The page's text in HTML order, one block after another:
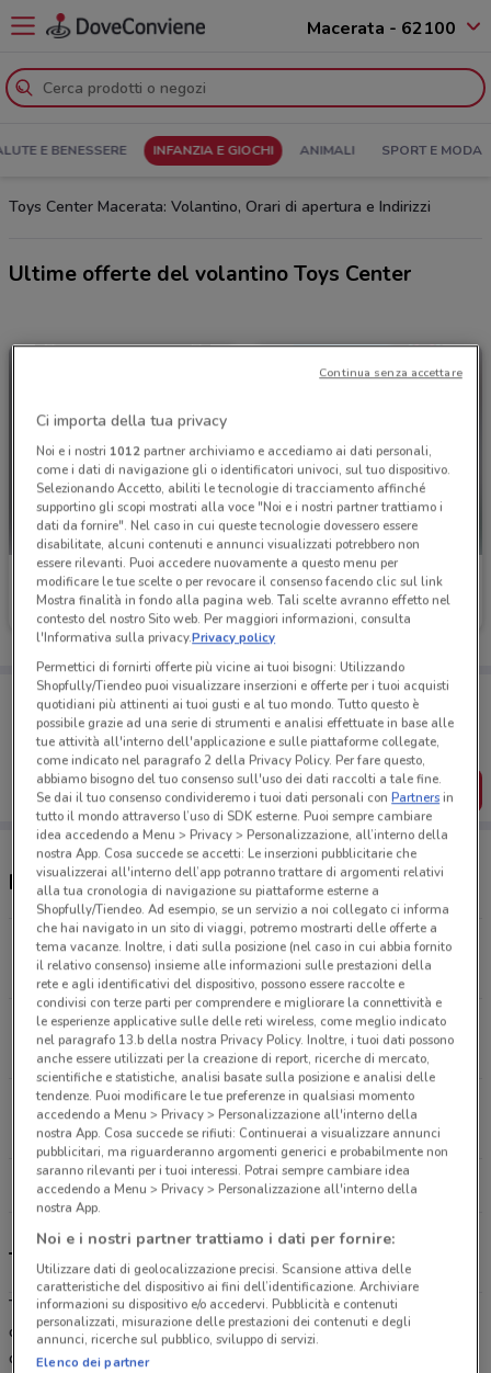
Macerata - 62100
E BENESSERE INFANZIA E GIOCHI ANIMALI SPORT E MODA
Toys Center Macerata: Volantino, Orari di apertura e Indirizzi
Ultime offerte del volantino Toys Center
Toys Center
Scade il 31/12 4.4 km
Toys Center
Scade il 26/08
Porta DoveConviene sempre con te!
Puoi trovare le migliori offerte dei negozi vicino a te,
salvarle e creare la tua lista del risparmio, comodamente
dal tuo cellulare.
SCARICA L’APP
Negozi Toys Center a Macerata
Via Velluti Piediripa
4.4 km
APERTO
Via Gronchi, 14 Civitanova Marche
20.2 km
APERTO
Via A. Volta, 13 Osimo
26 km
APERTO
Tutti i negozi Toys Center
Toys Center, offerte e negozi
Toys Centerè la catena leader nella vendita digiocattoli
qualità e il vasto assortimento di giochi delle migliori marche fanno
di
Toys Centeruna garanzia quando si cerca un nuovissimo
Ci importa della tua privacy
Noi e i nostri 1012partner archiviamo e accediamo ai dati personali,
come i dati di navigazione gli o identificatori univoci, sul tuo dispositivo.
Selezionando Accetto, abiliti le tecnologie di tracciamento affinché
supportino gli scopi mostrati alla voce "Noi e i nostri partner trattiamo i
dati da fornire". Nel caso in cui queste tecnologie dovessero essere
disabilitate, alcuni contenuti e annunci visualizzati potrebbero non
essere rilevanti. Puoi accedere nuovamente a questo menu per
modificare le tue scelte o per revocare il consenso facendo clic sul link
Mostra finalità in fondo alla pagina web. Tali scelte avranno effetto nel
contesto del nostro Sito web. Per maggiori informazioni, consulta
l'Informativa sulla privacy.Privacy policy
Permettici di fornirti offerte più vicine ai tuoi bisogni: Utilizzando
Shopfully/Tiendeo puoi visualizzare inserzioni e offerte per i tuoi acquisti
quotidiani più attinenti ai tuoi gusti e al tuo mondo. Tutto questo è
possibile grazie ad una serie di strumenti e analisi effettuate in base alle
tue attività all'interno dell'applicazione e sulle piattaforme collegate,
come indicato nel paragrafo 2 della Privacy Policy. Per fare questo,
abbiamo bisogno del tuo consenso sull'uso dei dati raccolti a tale fine.
Se dai il tuo consenso condivideremo i tuoi dati personali conPartnersin
tutto il mondo attraverso l’uso di SDK esterne. Puoi sempre cambiare
idea accedendo a Menu > Privacy > Personalizzazione, all’interno della
nostra App. Cosa succede se accetti: Le inserzioni pubblicitarie che
visualizzerai all'interno dell’app potranno trattare di argomenti relativi
alla tua cronologia di navigazione su piattaforme esterne a
Shopfully/Tiendeo. Ad esempio, se un servizio a noi collegato ci informa
che hai navigato in un sito di viaggi, potremo mostrarti delle offerte a
tema vacanze. Inoltre, i dati sulla posizione (nel caso in cui abbia fornito
il relativo consenso) insieme alle informazioni sulle prestazioni della
rete e agli identificativi del dispositivo, possono essere raccolte e
condivisi con terze parti per comprendere e migliorare la connettività e
le esperienze applicative sulle delle reti wireless, come meglio indicato
nel paragrafo 13.b della nostra Privacy Policy. Inoltre, i tuoi dati possono
anche essere utilizzati per la creazione di report, ricerche di mercato,
scientifiche e statistiche, analisi basate sulla posizione e analisi delle
tendenze. Puoi modificare le tue preferenze in qualsiasi momento
accedendo a Menu > Privacy > Personalizzazione all'interno della
nostra App. Cosa succede se rifiuti: Continuerai a visualizzare annunci
pubblicitari, ma riguarderanno argomenti generici e probabilmente non
saranno rilevanti per i tuoi interessi. Potrai sempre cambiare idea
accedendo a Menu > Privacy > Personalizzazione all'interno della
nostra App.
Noi e i nostri partner trattiamo i dati per fornire:
Utilizzare dati di geolocalizzazione precisi. Scansione attiva delle
caratteristiche del dispositivo ai fini dell’identificazione. Archiviare
informazioni su dispositivo e/o accedervi. Pubblicità e contenuti
personalizzati, misurazione delle prestazioni dei contenuti e degli
annunci, ricerche sul pubblico, sviluppo di servizi.
Elenco dei partner
Continua senza accettare